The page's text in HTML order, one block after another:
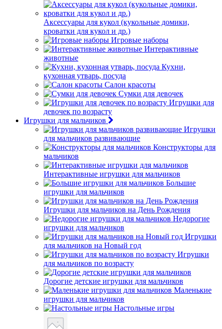
Аксессуары для кукол (кукольные домики,
кроватки для кукол и др.)
Игровые наборы
Интерактивные
животные
Кухни,
кухонная утварь, посуда
Салон красоты
Сумки для девочек
Игрушки для
девочек по возрасту
Игрушки для мальчиков
Игрушки
для мальчиков развивающие
Конструкторы для
мальчиков
Интерактивные игрушки для мальчиков
Большие
игрушки для мальчиков
Игрушки для мальчиков на День Рождения
Недорогие
игрушки для мальчиков
Игрушки
для мальчиков на Новый год
Игрушки
для мальчиков по возрасту
Дорогие детские игрушки для мальчиков
Маленькие
игрушки для мальчиков
Настольные игры